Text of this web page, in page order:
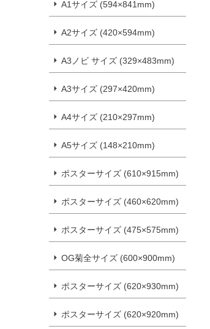
A1サイズ (594×841mm)
A2サイズ (420×594mm)
A3ノビ サイズ (329×483mm)
A3サイズ (297×420mm)
A4サイズ (210×297mm)
A5サイズ (148×210mm)
ポスターサイズ (610×915mm)
ポスターサイズ (460×620mm)
ポスターサイズ (475×575mm)
OG菊全サイズ (600×900mm)
ポスターサイズ (620×930mm)
ポスターサイズ (620×920mm)